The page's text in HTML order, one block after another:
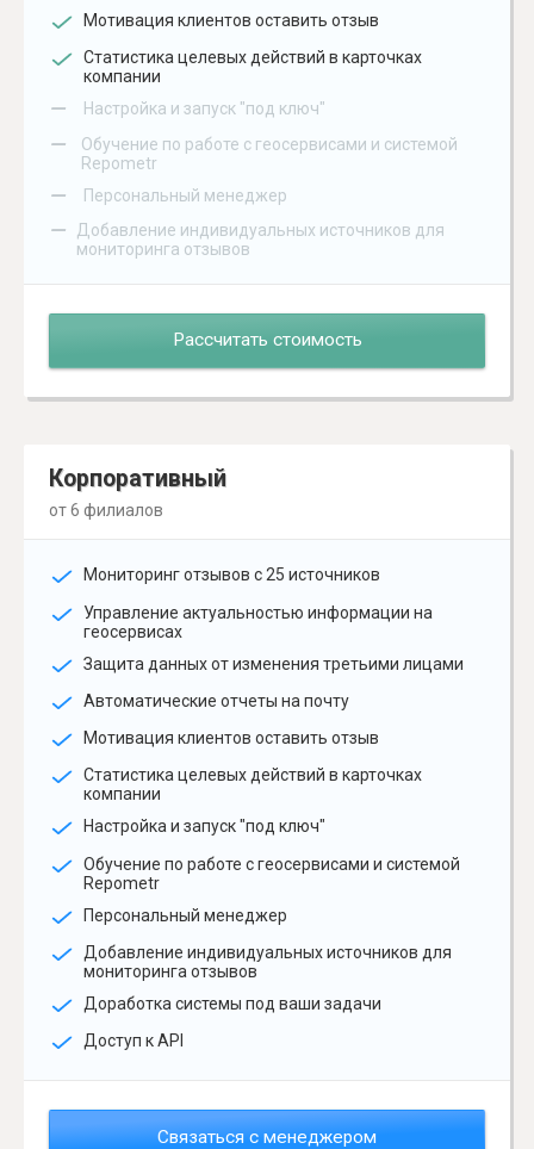
Мотивация клиентов оставить отзыв
Статистика целевых действий в карточках
компании
– Настройка и запуск "под ключ"
–
Обучение по работе с геосервисами и системой
Repometr
– Персональный менеджер
–
Добавление индивидуальных источников для
мониторинга отзывов
Рассчитать стоимость
Корпоративный
от 6 филиалов
Мониторинг отзывов с 25 источников
Управление актуальностью информации на
геосервисах
Защита данных от изменения третьими лицами
Автоматические отчеты на почту
Мотивация клиентов оставить отзыв
Статистика целевых действий в карточках
компании
Настройка и запуск "под ключ"
Обучение по работе с геосервисами и системой
Repometr
Персональный менеджер
Добавление индивидуальных источников для
мониторинга отзывов
Доработка системы под ваши задачи
Доступ к API
Связаться с менеджером